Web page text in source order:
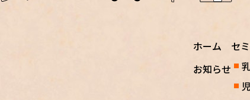
ホーム
お知らせ
セ